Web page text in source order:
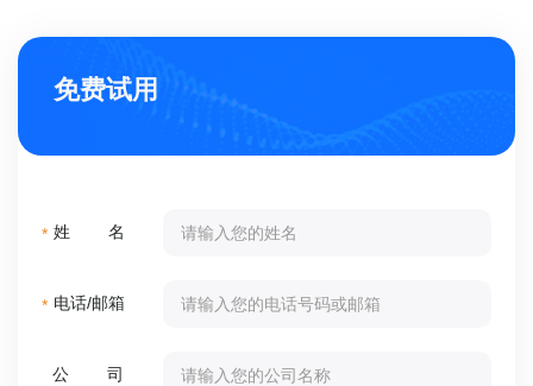
免费试用
* 姓 名
* 电话/邮箱
公 司